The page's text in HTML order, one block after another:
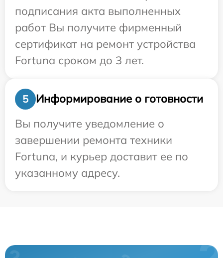
подписания акта выполненных
работ Вы получите фирменный
сертификат на ремонт устройства
Fortuna сроком до 3 лет.
5
Информирование о готовности
Вы получите уведомление о
завершении ремонта техники
Fortuna, и курьер доставит ее по
указанному адресу.